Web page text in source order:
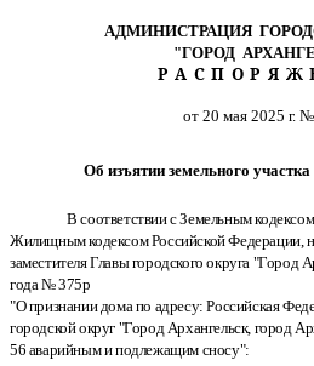
АДМИНИСТРАЦИЯ
"ГОРОД
от 20 мая 2025 г.
Об изъятии земельного
В соответствии с Земельным
Жилищным кодексом Российской Федерации,
заместителя Главы городского округа "Город
года № 375р
"О признании дома по адресу: Российская
городской округ "Город Архангельск, город
56 аварийным и подлежащим сносу":